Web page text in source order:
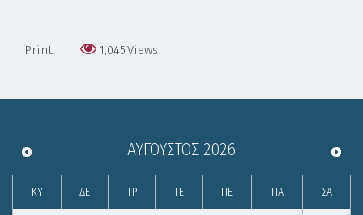
Print 1,045Views
ΑΎΓΟΥΣΤΟΣ 2026
ΚΥ ΔΕ ΤΡ ΤΕ ΠΕ ΠΑ ΣΑ